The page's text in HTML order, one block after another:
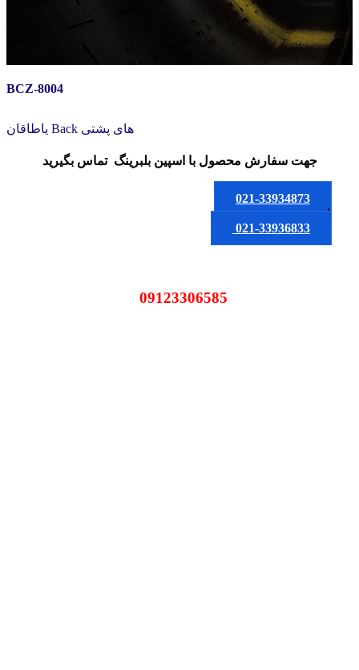
BCZ-8004
یاطاقان Back های پشتی
جهت سفارش محصولبا اسپین بلبرینگ تماس بگیرید
021-33934873
یا
021-33936833